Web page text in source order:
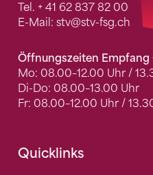
Tel. + 41 62 837 82 00
E-Mail: stv@stv-fsg.ch
Öffnungszeiten Empfang
Mo: 08.00–12.00 Uhr /
Di-Do: 08.00–13.00 Uhr
Fr: 08.00–12.00 Uhr /
Quicklinks